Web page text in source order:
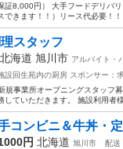
証8,000円） 大手フードデリバ
きます！！）リース代必要！！
スタッフ
北海道 旭川市 アルバイト・
設回生苑内の厨房 スポンサー：
規事業所オープニングスタッフ
ていただきます。 施設利用者
コンビニ＆牛丼・
円 北海道 旭川市
配送